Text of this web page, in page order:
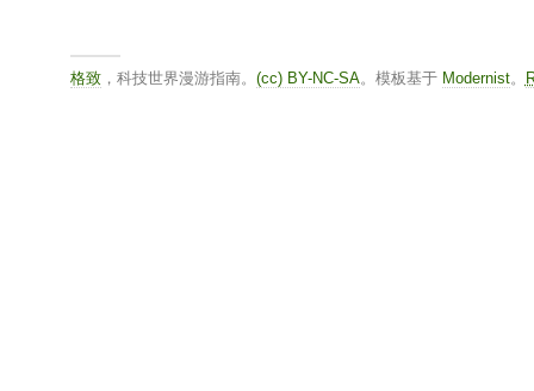
格致，科技世界漫游指南。 (cc) BY-NC-SA。模板基于 Modernist。